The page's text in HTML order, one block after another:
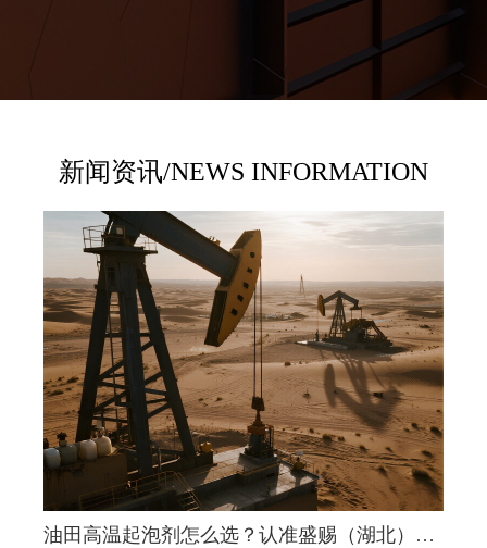
新闻资讯/NEWS INFORMATION
油田高温起泡剂怎么选？认准盛赐（湖北）工